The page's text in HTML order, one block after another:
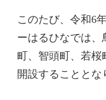
このたび、令和6
ーはるひなでは、
町、智頭町、若桜
開設することとな